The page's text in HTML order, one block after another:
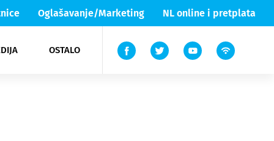
Oglašavanje/Marketing NL online i pretplata
OSTALO
Lika & Senj
TV